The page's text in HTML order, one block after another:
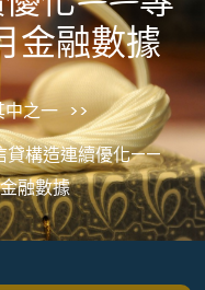
金融數據
中之一 >>
貸構造連續優化——
融數據